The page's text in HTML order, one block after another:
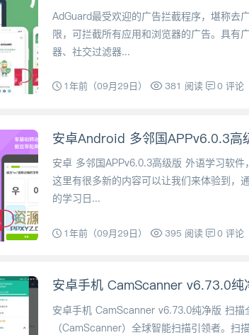
AdGuard最受欢迎的广告拦截程序，堪称去
限，可拦截所有应用和浏览器的广告。具有
器、社交过滤器...
1年前（09月29日） 381 阅读 0 评论
安卓Android 多邻国APPv6.0.3高
安卓 多邻国APPv6.0.3高级版 外语学习软
这里有很多新的内容可以让我们来体验到，
的学习日...
1年前（09月29日） 395 阅读 0 评论
安卓手机 CamScanner v6.73.0纯
安卓手机 CamScanner v6.73.0纯净版 扫描
（CamScanner）全球智能扫描引领者。扫